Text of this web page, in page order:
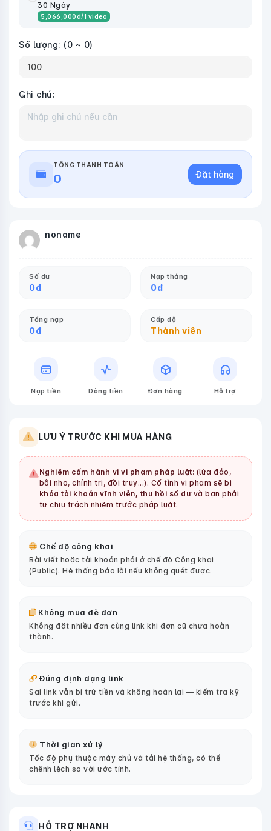
30 Ngày
5,066,000đ/1 video
Số lượng: (0 ~ 0)
Ghi chú:
TỔNG THANH TOÁN
0 Đặt hàng
noname
Số dư
0đ
Nạp tháng
0đ
Tổng nạp
0đ
Cấp độ
Thành viên
Nạp tiền Dòng tiền Đơn hàng Hỗ trợ
LƯU Ý TRƯỚC KHI MUA HÀNG
Nghiêm cấm hành vi vi phạm pháp luật: (lừa đảo,
bôi nhọ, chính trị, đồi trụy...). Cố tình vi phạm sẽ bị
khóa tài khoản vĩnh viễn, thu hồi số dưvà bạn phải
tự chịu trách nhiệm trước pháp luật.
Chế độ công khai
Bài viết hoặc tài khoản phải ở chế độ Công khai
(Public). Hệ thống báo lỗi nếu không quét được.
Không mua đè đơn
Không đặt nhiều đơn cùng link khi đơn cũ chưa hoàn
thành.
Đúng định dạng link
Sai link vẫn bị trừ tiền và không hoàn lại — kiểm tra kỹ
trước khi gửi.
Thời gian xử lý
Tốc độ phụ thuộc máy chủ và tải hệ thống, có thể
chênh lệch so với ước tính.
HỖ TRỢ NHANH